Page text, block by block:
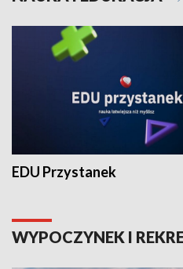
EDU Przystanek
WYPOCZYNEK I